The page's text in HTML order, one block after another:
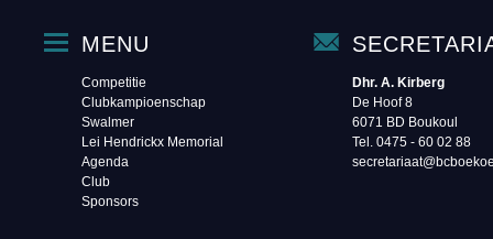
MENU
Competitie
Clubkampioenschap
Swalmer
Lei Hendrickx Memorial
Agenda
Club
Sponsors
Dhr. A. Kirberg
De Hoof 8
6071 BD Boukoul
Tel. 0475 - 60 02 88‬